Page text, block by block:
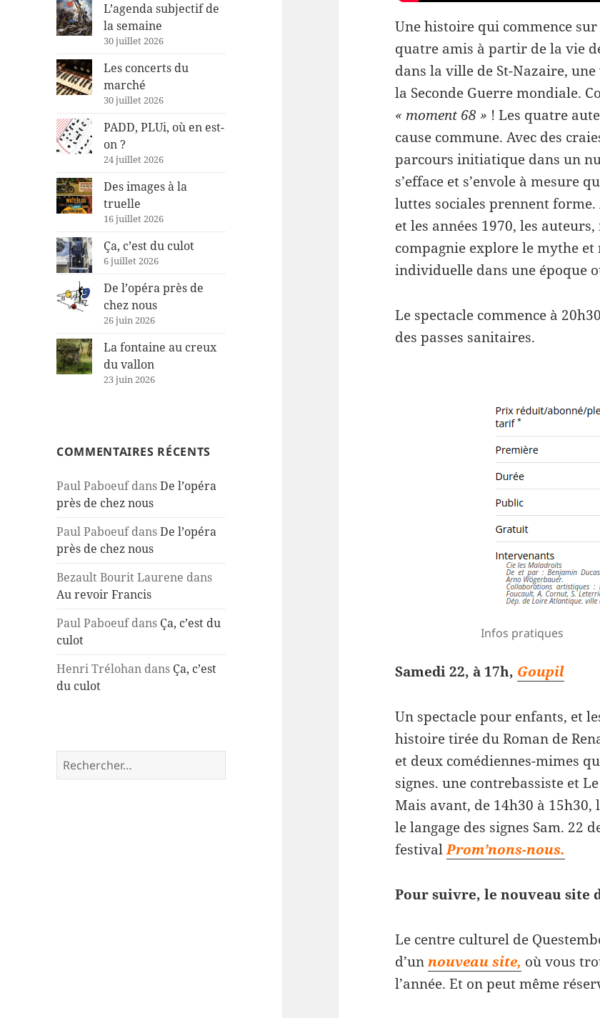
L’agenda subjectif de
la semaine
30 juillet 2026
Les concerts du
marché
30 juillet 2026
PADD, PLUi, où en est-
on ?
24 juillet 2026
Des images à la
truelle
16 juillet 2026
Ça, c’est du culot
6 juillet 2026
De l’opéra près de
chez nous
26 juin 2026
La fontaine au creux
du vallon
23 juin 2026
COMMENTAIRES RÉCENTS
Paul PaboeufdansDe l’opéra
près de chez nous
Paul PaboeufdansDe l’opéra
près de chez nous
Bezault Bourit Laurene dans
Au revoir Francis
Paul Paboeufdans Ça, c’est du
culot
Henri Trélohan dans Ça, c’est
du culot
Rechercher :
Une histoire qui commence
quatre amis à partir de la vie
dans la ville de St-Nazaire,
la Seconde Guerre mondiale.
« moment 68 » ! Les quatre
cause commune. Avec des
parcours initiatique dans un
s’efface et s’envole à mesure
luttes sociales prennent
et les années 1970, les
compagnie explore le mythe
individuelle dans une époque
Le spectacle commence à
des passes sanitaires.
Infos pratiques
Samedi 22, à 17h, Goupil
Un spectacle pour enfants, et
histoire tirée du Roman de
et deux comédiennes-mimes
signes. une contrebassiste et
Mais avant, de 14h30 à
le langage des signes Sam. 22
festivalProm’nons-nous.
Pour suivre, le nouveau site
Le centre culturel de
d’unnouveau site, où vous
l’année. Et on peut même